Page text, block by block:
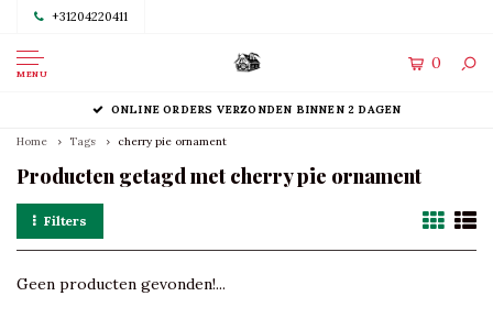
+31204220411
MENU
0
ONLINE ORDERS VERZONDEN BINNEN 2 DAGEN
Home Tags cherry pie ornament
Producten getagd met cherry pie ornament
Filters
Geen producten gevonden!...